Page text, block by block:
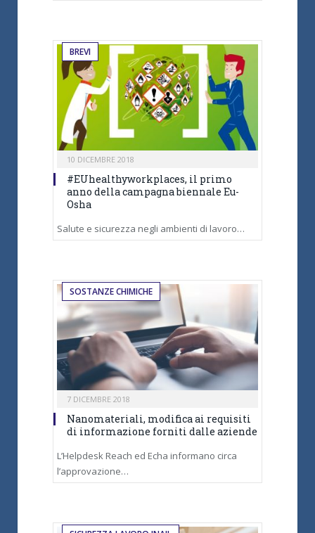
BREVI
10 DICEMBRE 2018
#EUhealthyworkplaces, il primo
anno della campagna biennale Eu-
Osha
Salute e sicurezza negli ambienti di lavoro…
SOSTANZE CHIMICHE
7 DICEMBRE 2018
Nanomateriali, modifica ai requisiti
di informazione forniti dalle aziende
L’Helpdesk Reach ed Echa informano circa
l’approvazione…